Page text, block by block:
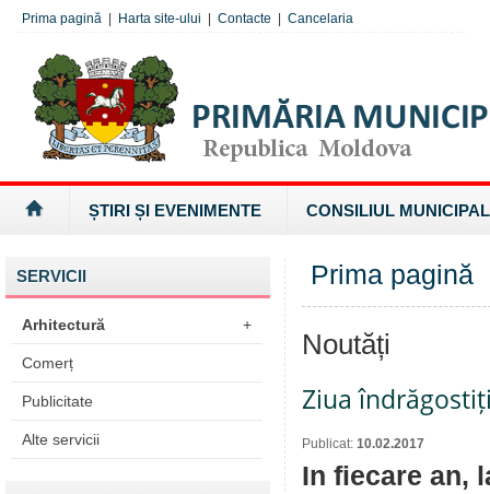
Prima pagină Harta site-ului Contacte Cancelaria
ȘTIRI ȘI EVENIMENTE CONSILIUL MUNICIPAL
SERVICII
Arhitectură +
Comerț
Publicitate
Alte servicii
Prima pagină
Noutăți
Ziua
Publicat: 10.02.2017
In fiecare an,